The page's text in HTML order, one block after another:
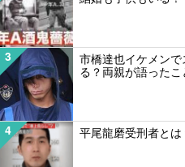
3
市橋達也イケメン
る？両親が語ったこ
4 平尾龍磨受刑者とは